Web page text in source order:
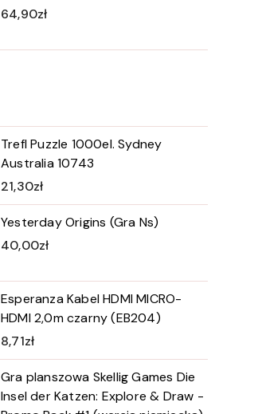
64,90zł
Trefl Puzzle 1000el. Sydney
Australia 10743
21,30zł
Yesterday Origins (Gra Ns)
40,00zł
Esperanza Kabel HDMI MICRO-
HDMI 2,0m czarny (EB204)
8,71zł
Gra planszowa Skellig Games Die
Insel der Katzen: Explore & Draw -